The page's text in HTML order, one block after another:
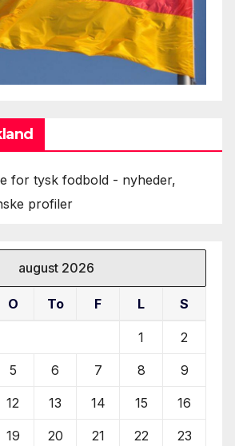
for tysk fodbold - nyheder,
profiler
august 2026
O To F L S
1 2
5 6 7 8 9
12 13 14 15 16
19 20 21 22 23